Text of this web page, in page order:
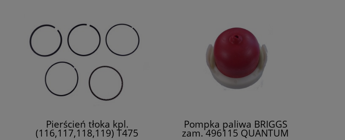
Pierścień tłoka kpl.
(116,117,118,119) T475
Pompka paliwa BRIGGS
zam. 496115 QUANTUM